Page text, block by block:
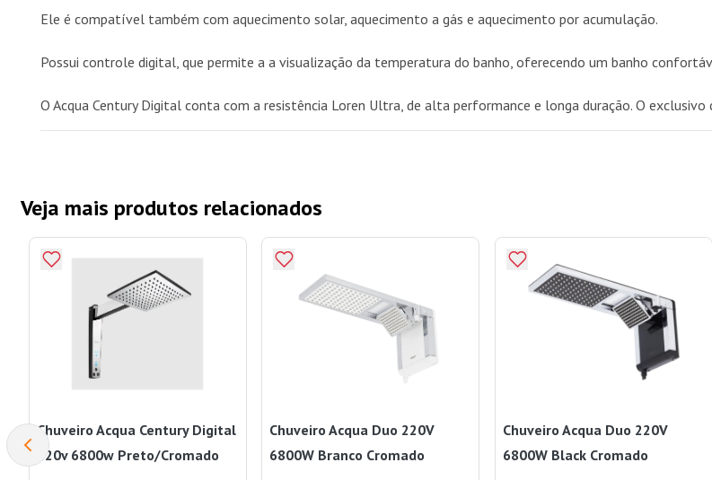
Ele é compatível também com aquecimento solar, aquecimento a gás e aquecimento por acumulação.
Possui controle digital, que permite a a visualização da temperatura do banho, oferecendo um banho
O Acqua Century Digital conta com a resistência Loren Ultra, de alta performance e longa duração. O
Veja mais produtos relacionados
Chuveiro Acqua Century Digital
220v 6800w Preto/Cromado
Chuveiro Acqua Duo 220V
6800W Branco Cromado
Chuveiro Acqua Duo 220V
6800W Black Cromado